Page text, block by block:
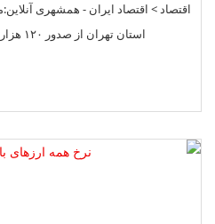
اقتصاد > اقتصاد‌ ایران - همشهری
استان تهران از صدور ۱۲۰ هزار کارت اشتغال برای اتباع